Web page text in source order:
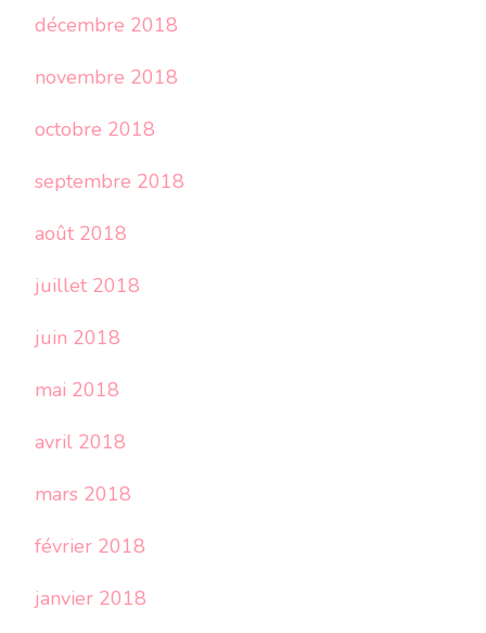
décembre 2018
novembre 2018
octobre 2018
septembre 2018
août 2018
juillet 2018
juin 2018
mai 2018
avril 2018
mars 2018
février 2018
janvier 2018